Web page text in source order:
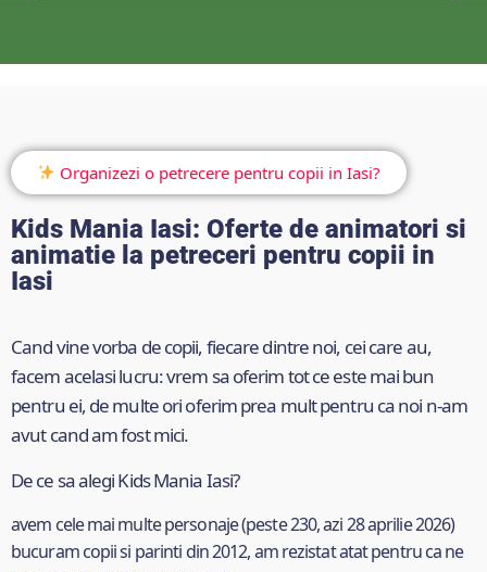
Organizezi o petrecere pentru copii in Iasi?
Kids Mania Iasi: Oferte de animatori si
animatie la petreceri pentru copii in
Iasi
Cand vine vorba de copii, fiecare dintre noi, cei care au,
facem acelasi lucru: vrem sa oferim tot ce este mai bun
pentru ei, de multe ori oferim prea mult pentru ca noi n-am
avut cand am fost mici.
De ce sa alegi Kids Mania Iasi?
avem cele mai multe personaje (peste 230, azi 28 aprilie 2026)
bucuram copii si parinti din 2012, am rezistat atat pentru ca ne